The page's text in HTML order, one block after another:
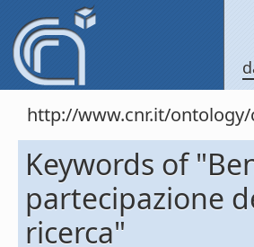
http://www.cnr.it/
Keywords of
partecipazione
ricerca"